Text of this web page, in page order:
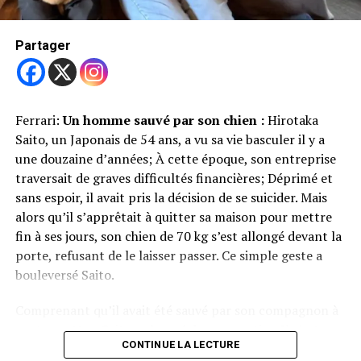
Jupiter Dog Beach : la plage préférée des chiens
Rédaction
Moley n’est pas seul : la reine possède également une
autre chienne,
mari, le roi Charles, il est le maître de
Romagnolo, une race italienne peu connue mais très
Des réactions pleines de tendresse
La photo de Camilla avec Moley a reçu une pluie de
commentaires positifs. Beaucoup ont salué ce moment
simple et sincère, soulignant à quel point la reine
semble plus détendue et rayonnante lorsqu’elle est
entourée de ses chiens. Certains internautes ont même
déclaré qu’on « sentait dans son sourire qu’elle préfère
les chiens aux humains ».
reine, les chiens restent des compagnons fidèles,
capables d’apporter de la joie et du réconfort au
Partager
Ferrari:Un homme sauvé par son chien :Hirotaka
Saito, un Japonais de 54 ans, a vu sa vie basculer il y a
une douzaine d’années; À cette époque, son entreprise
traversait de graves difficultés financières; Déprimé et
sans espoir, il avait pris la décision de se suicider. Mais
alors qu’il s’apprêtait à quitter sa maison pour mettre
fin à ses jours, son chien de 70 kg s’est allongé devant la
porte, refusant de le laisser passer. Ce simple geste a
bouleversé Saito.
quatre pattes, Saito a changé de perspective. Il s’est
promis de consacrer le reste de sa vie à aider les chiens
CONTINUE LA LECTURE